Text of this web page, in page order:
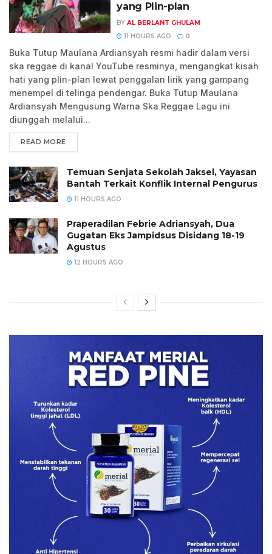
yang Plin-plan
BY AL BERLANT GHULAM
11 HOURS AGO
0
Buka Tutup Maulana Ardiansyah resmi hadir dalam versi
ska reggae di kanal YouTube resminya, mengangkat kisah
hati yang plin-plan lewat penggalan lirik yang gampang
menempel di telinga pendengar. Buka Tutup Maulana
Ardiansyah Mengusung Warna Ska Reggae Lagu ini
diunggah melalui...
READ MORE
Temuan Senjata Sekolah Jaksel, Yayasan
Bantah Terkait Konflik Internal Pengurus
11 HOURS AGO
Praperadilan Febrie Adriansyah, Dua
Gugatan Eks Jampidsus Disidang 18-19
Agustus
12 HOURS AGO